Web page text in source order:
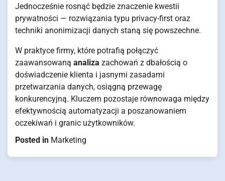
Jednocześnie rosnąć będzie znaczenie kwestii
prywatności — rozwiązania typu privacy-first oraz
techniki anonimizacji danych staną się powszechne.
W praktyce firmy, które potrafią połączyć
zaawansowaną analiza zachowań z dbałością o
doświadczenie klienta i jasnymi zasadami
przetwarzania danych, osiągną przewagę
konkurencyjną. Kluczem pozostaje równowaga między
efektywnością automatyzacji a poszanowaniem
oczekiwań i granic użytkowników.
Posted in Marketing